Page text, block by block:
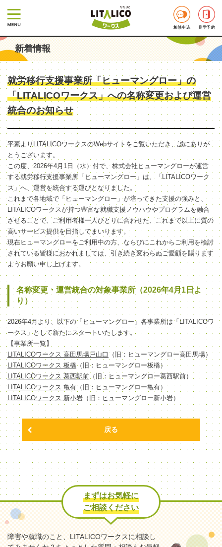
相談申込 見学予約
新着情報
就労移行支援事業所「ヒューマングロー」の
「LITALICOワークス」への名称変更および運営
統合のお知らせ
平素よりLITALICOワークスのWebサイトをご覧いただき、誠にありが
とうございます。
この度、2026年4月1日（水）付で、株式会社ヒューマングローが運営
する就労移行支援事業所「ヒューマングロー」は、「LITALICOワーク
ス」へ、運営を統合する運びとなりました。
これまで各地域で「ヒューマングロー」が培ってきた支援の強みと、
LITALICOワークスが持つ豊富な就職支援ノウハウやプログラムを融合
させることで、ご利用者様一人ひとりに合わせた、これまで以上に質の
高いサービス提供を目指してまいります。
現在ヒューマングローをご利用中の方、ならびにこれからご利用を検討
されている皆様におかれましては、引き続き変わらぬご愛顧を賜ります
ようお願い申し上げます。
名称変更・運営統合の対象事業所（2026年4月1日よ
り）
2026年4月より、以下の「ヒューマングロー」各事業所は「LITALICOワ
ークス」として新たにスタートいたします。
【事業所一覧】
LITALICOワークス 高田馬場戸山口 （旧：ヒューマングロー高田馬場）
LITALICOワークス 板橋（旧：ヒューマングロー板橋）
LITALICOワークス 葛西駅前 （旧：ヒューマングロー葛西駅前）
LITALICOワークス 亀有（旧：ヒューマングロー亀有）
LITALICOワークス 新小岩（旧：ヒューマングロー新小岩）
戻る
まずはお気軽に
ご相談ください
障害や就職のこと、LITALICOワークスに相談し